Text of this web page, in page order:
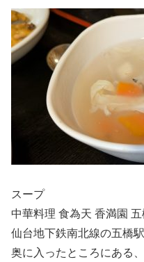
スープ
中華料理 食為天 香満園
仙台地下鉄南北線の五橋
奥に入ったところにある